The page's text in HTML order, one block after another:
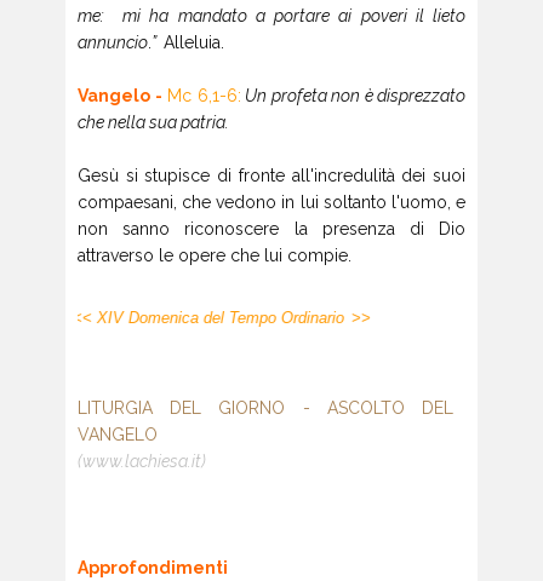
me: mi ha mandato a portare ai poveri il lieto
annuncio ” Alleluia.
Vangelo - Mc 6,1-6: Un profeta non è disprezzato
che nella sua patria.
Gesù si stupisce di fronte all'incredulità dei suoi
compaesani, che vedono in lui soltanto l'uomo, e
non sanno riconoscere la presenza di Dio
attraverso le opere che lui compie.
<< XIV Domenica del Tempo Ordinario >>
LITURGIA DEL GIORNO - ASCOLTO DEL
VANGELO
(www.lachiesa.it)
Approfondimenti